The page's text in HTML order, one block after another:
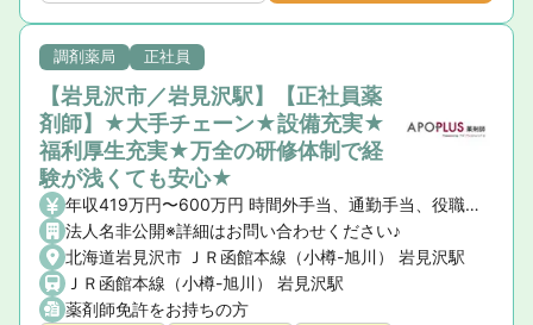
調剤薬局 正社員
【岩見沢市／岩見沢駅】【正社員薬
剤師】★大手チェーン★設備充実★
福利厚生充実★万全の研修体制で経
験が浅くても安心★
年収419万円〜600万円 時間外手当、通勤手当、役職手当、薬剤師手当、地域手当、住宅手当（社宅含）、家族手当
法人名非公開※詳細はお問い合わせください♪
北海道岩見沢市 ＪＲ函館本線（小樽-旭川） 岩見沢駅
ＪＲ函館本線（小樽-旭川） 岩見沢駅
薬剤師免許をお持ちの方